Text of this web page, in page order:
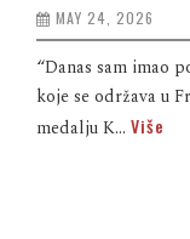
MAY 24, 2026
“Danas sam imao
koje se održava u
medalju K... Više